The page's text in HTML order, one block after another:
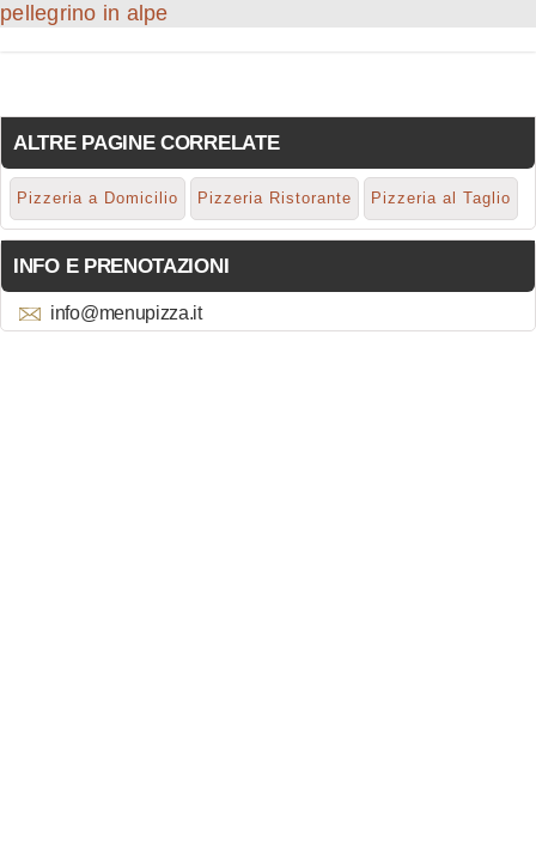
pellegrino in alpe
ALTRE PAGINE CORRELATE
Pizzeria a Domicilio Pizzeria Ristorante Pizzeria al Taglio
INFO E PRENOTAZIONI
info@menupizza.it